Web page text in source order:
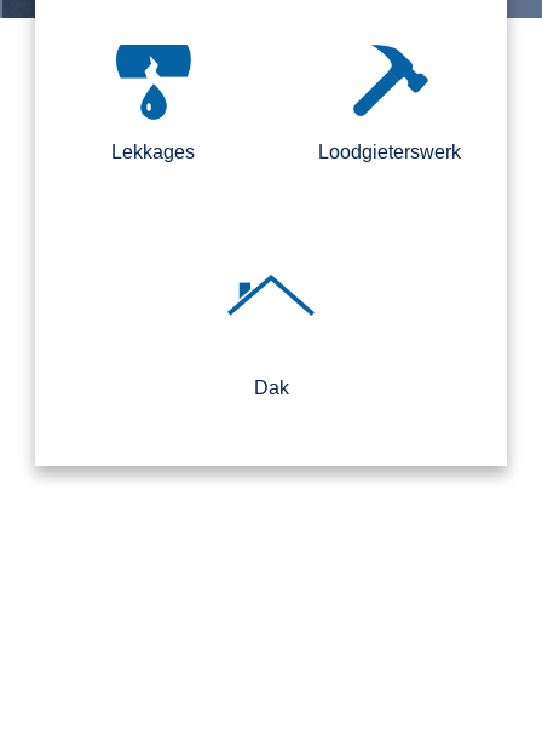
Lekkages Loodgieterswerk
Dak